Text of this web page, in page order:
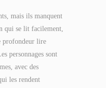
mais ils manquent
qui se lit facilement,
profondeur lire
personnages sont
avec des
les rendent